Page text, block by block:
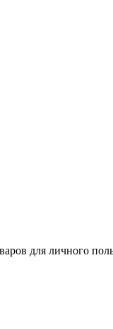
для личного